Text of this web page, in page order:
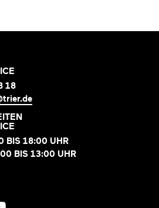
18
BIS 18:00 UHR
BIS 13:00 UHR